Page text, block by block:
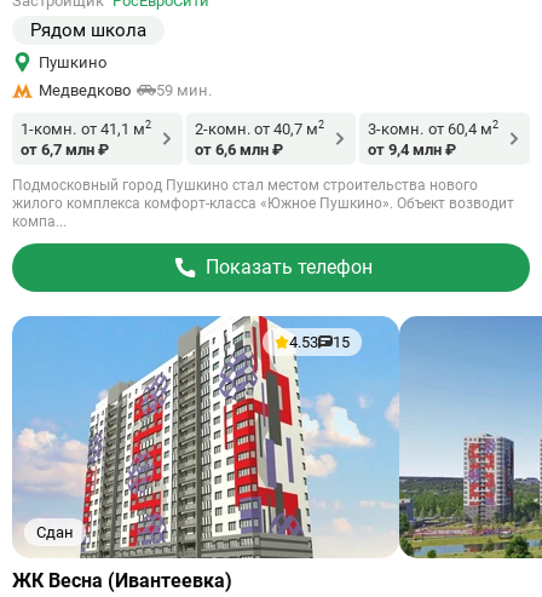
объект
Рядом школа
Пушкино
Медведково
59 мин.
1-комн. от 41,1 м2
от 6,7 млн ₽
2-комн. от 40,7 м2
от 6,6 млн ₽
3-комн. от 60,4 м2
от 9,4 млн ₽
Подмосковный город Пушкино стал местом строительства нового
жилого комплекса комфорт-класса «Южное Пушкино». Объект возводит
компа...
Показать телефон
Сдан
4.53 15
Ссылка
ЖК Весна (Ивантеевка)